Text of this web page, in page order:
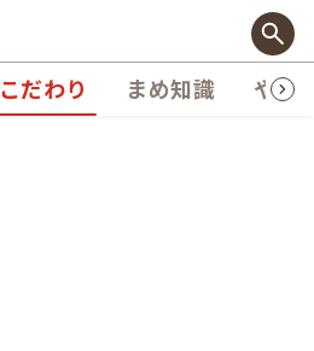
こだわり まめ知識 やっ